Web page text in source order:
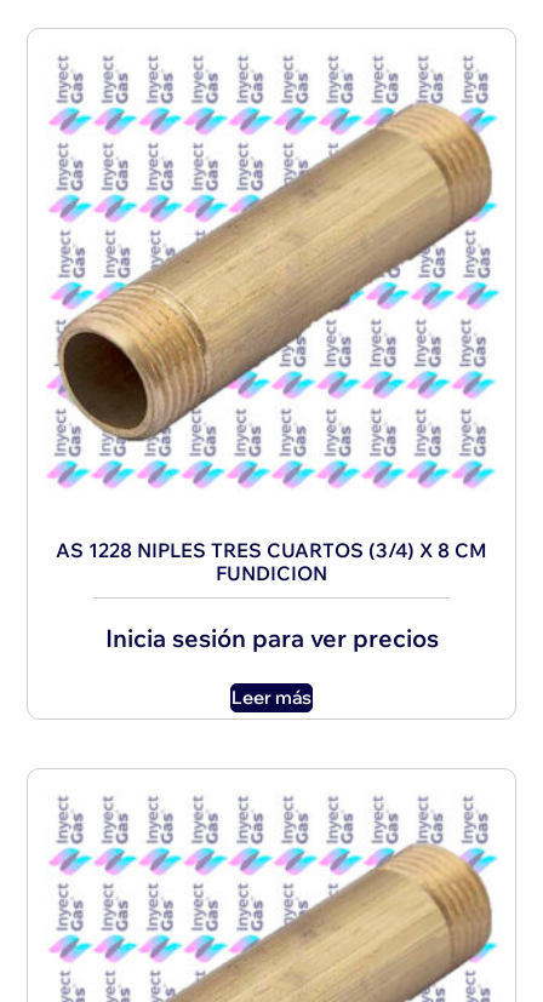
AS 1228 NIPLES TRES CUARTOS (3/4) X 8 CM
FUNDICION
Inicia sesión para ver precios
Leer más